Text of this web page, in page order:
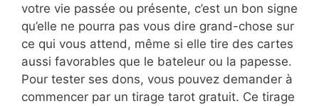
votre vie passée ou présente, c’est un bon signe
qu’elle ne pourra pas vous dire grand-chose sur
ce qui vous attend, même si elle tire des cartes
aussi favorables que le bateleur ou la papesse.
Pour tester ses dons, vous pouvez demander à
commencer par un tirage tarot gratuit. Ce tirage